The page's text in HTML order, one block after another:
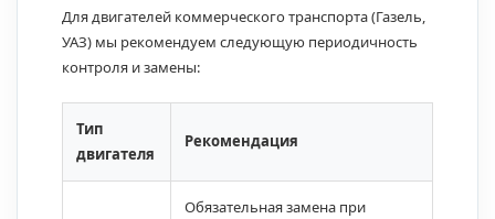
Для двигателей коммерческого транспорта (Газель,
УАЗ) мы рекомендуем следующую периодичность
контроля и замены:
Тип
двигателя
Рекомендация
Обязательная замена при